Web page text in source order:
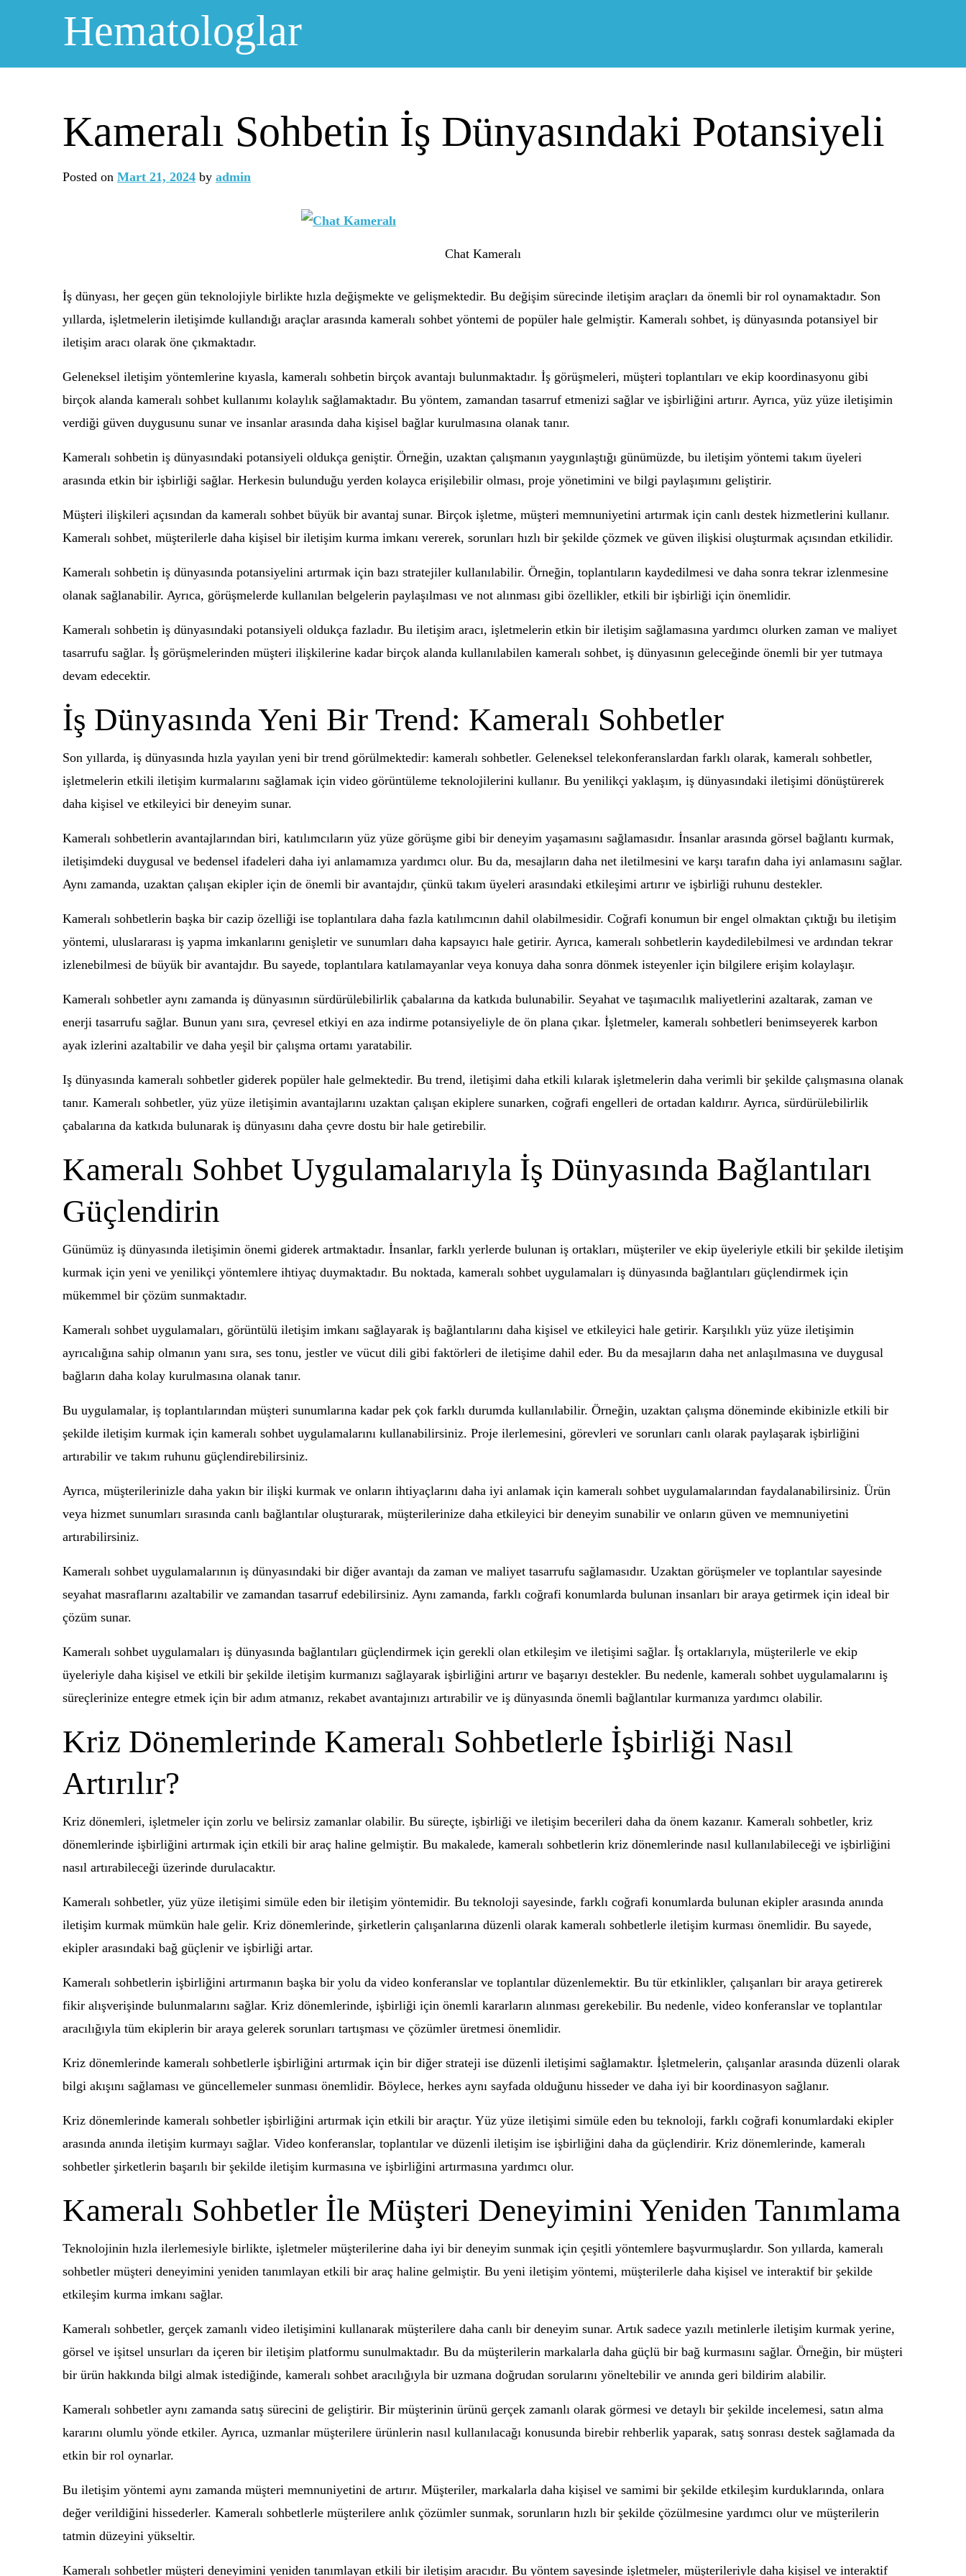
Hematologlar
Kameralı Sohbetin İş Dünyasındaki Potansiyeli
Posted on Mart 21, 2024 by admin
Chat Kameralı
İş dünyası, her geçen gün teknolojiyle birlikte hızla değişmekte ve gelişmektedir. Bu değişim sürecinde iletişim araçları da önemli bir rol oynamaktadır. Son
yıllarda, işletmelerin iletişimde kullandığı araçlar arasında kameralı sohbet yöntemi de popüler hale gelmiştir. Kameralı sohbet, iş dünyasında potansiyel bir
iletişim aracı olarak öne çıkmaktadır.
Geleneksel iletişim yöntemlerine kıyasla, kameralı sohbetin birçok avantajı bulunmaktadır. İş görüşmeleri, müşteri toplantıları ve ekip koordinasyonu gibi
birçok alanda kameralı sohbet kullanımı kolaylık sağlamaktadır. Bu yöntem, zamandan tasarruf etmenizi sağlar ve işbirliğini artırır. Ayrıca, yüz yüze iletişimin
verdiği güven duygusunu sunar ve insanlar arasında daha kişisel bağlar kurulmasına olanak tanır.
Kameralı sohbetin iş dünyasındaki potansiyeli oldukça geniştir. Örneğin, uzaktan çalışmanın yaygınlaştığı günümüzde, bu iletişim yöntemi takım üyeleri
arasında etkin bir işbirliği sağlar. Herkesin bulunduğu yerden kolayca erişilebilir olması, proje yönetimini ve bilgi paylaşımını geliştirir.
Müşteri ilişkileri açısından da kameralı sohbet büyük bir avantaj sunar. Birçok işletme, müşteri memnuniyetini artırmak için canlı destek hizmetlerini kullanır.
Kameralı sohbet, müşterilerle daha kişisel bir iletişim kurma imkanı vererek, sorunları hızlı bir şekilde çözmek ve güven ilişkisi oluşturmak açısından etkilidir.
Kameralı sohbetin iş dünyasında potansiyelini artırmak için bazı stratejiler kullanılabilir. Örneğin, toplantıların kaydedilmesi ve daha sonra tekrar izlenmesine
olanak sağlanabilir. Ayrıca, görüşmelerde kullanılan belgelerin paylaşılması ve not alınması gibi özellikler, etkili bir işbirliği için önemlidir.
Kameralı sohbetin iş dünyasındaki potansiyeli oldukça fazladır. Bu iletişim aracı, işletmelerin etkin bir iletişim sağlamasına yardımcı olurken zaman ve maliyet
tasarrufu sağlar. İş görüşmelerinden müşteri ilişkilerine kadar birçok alanda kullanılabilen kameralı sohbet, iş dünyasının geleceğinde önemli bir yer tutmaya
devam edecektir.
İş Dünyasında Yeni Bir Trend: Kameralı Sohbetler
Son yıllarda, iş dünyasında hızla yayılan yeni bir trend görülmektedir: kameralı sohbetler. Geleneksel telekonferanslardan farklı olarak, kameralı sohbetler,
işletmelerin etkili iletişim kurmalarını sağlamak için video görüntüleme teknolojilerini kullanır. Bu yenilikçi yaklaşım, iş dünyasındaki iletişimi dönüştürerek
daha kişisel ve etkileyici bir deneyim sunar.
Kameralı sohbetlerin avantajlarından biri, katılımcıların yüz yüze görüşme gibi bir deneyim yaşamasını sağlamasıdır. İnsanlar arasında görsel bağlantı kurmak,
iletişimdeki duygusal ve bedensel ifadeleri daha iyi anlamamıza yardımcı olur. Bu da, mesajların daha net iletilmesini ve karşı tarafın daha iyi anlamasını sağlar.
Aynı zamanda, uzaktan çalışan ekipler için de önemli bir avantajdır, çünkü takım üyeleri arasındaki etkileşimi artırır ve işbirliği ruhunu destekler.
Kameralı sohbetlerin başka bir cazip özelliği ise toplantılara daha fazla katılımcının dahil olabilmesidir. Coğrafi konumun bir engel olmaktan çıktığı bu iletişim
yöntemi, uluslararası iş yapma imkanlarını genişletir ve sunumları daha kapsayıcı hale getirir. Ayrıca, kameralı sohbetlerin kaydedilebilmesi ve ardından tekrar
izlenebilmesi de büyük bir avantajdır. Bu sayede, toplantılara katılamayanlar veya konuya daha sonra dönmek isteyenler için bilgilere erişim kolaylaşır.
Kameralı sohbetler aynı zamanda iş dünyasının sürdürülebilirlik çabalarına da katkıda bulunabilir. Seyahat ve taşımacılık maliyetlerini azaltarak, zaman ve
enerji tasarrufu sağlar. Bunun yanı sıra, çevresel etkiyi en aza indirme potansiyeliyle de ön plana çıkar. İşletmeler, kameralı sohbetleri benimseyerek karbon
ayak izlerini azaltabilir ve daha yeşil bir çalışma ortamı yaratabilir.
Iş dünyasında kameralı sohbetler giderek popüler hale gelmektedir. Bu trend, iletişimi daha etkili kılarak işletmelerin daha verimli bir şekilde çalışmasına olanak
tanır. Kameralı sohbetler, yüz yüze iletişimin avantajlarını uzaktan çalışan ekiplere sunarken, coğrafi engelleri de ortadan kaldırır. Ayrıca, sürdürülebilirlik
çabalarına da katkıda bulunarak iş dünyasını daha çevre dostu bir hale getirebilir.
Kameralı Sohbet Uygulamalarıyla İş Dünyasında Bağlantıları
Güçlendirin
Günümüz iş dünyasında iletişimin önemi giderek artmaktadır. İnsanlar, farklı yerlerde bulunan iş ortakları, müşteriler ve ekip üyeleriyle etkili bir şekilde iletişim
kurmak için yeni ve yenilikçi yöntemlere ihtiyaç duymaktadır. Bu noktada, kameralı sohbet uygulamaları iş dünyasında bağlantıları güçlendirmek için
mükemmel bir çözüm sunmaktadır.
Kameralı sohbet uygulamaları, görüntülü iletişim imkanı sağlayarak iş bağlantılarını daha kişisel ve etkileyici hale getirir. Karşılıklı yüz yüze iletişimin
ayrıcalığına sahip olmanın yanı sıra, ses tonu, jestler ve vücut dili gibi faktörleri de iletişime dahil eder. Bu da mesajların daha net anlaşılmasına ve duygusal
bağların daha kolay kurulmasına olanak tanır.
Bu uygulamalar, iş toplantılarından müşteri sunumlarına kadar pek çok farklı durumda kullanılabilir. Örneğin, uzaktan çalışma döneminde ekibinizle etkili bir
şekilde iletişim kurmak için kameralı sohbet uygulamalarını kullanabilirsiniz. Proje ilerlemesini, görevleri ve sorunları canlı olarak paylaşarak işbirliğini
artırabilir ve takım ruhunu güçlendirebilirsiniz.
Ayrıca, müşterilerinizle daha yakın bir ilişki kurmak ve onların ihtiyaçlarını daha iyi anlamak için kameralı sohbet uygulamalarından faydalanabilirsiniz. Ürün
veya hizmet sunumları sırasında canlı bağlantılar oluşturarak, müşterilerinize daha etkileyici bir deneyim sunabilir ve onların güven ve memnuniyetini
artırabilirsiniz.
Kameralı sohbet uygulamalarının iş dünyasındaki bir diğer avantajı da zaman ve maliyet tasarrufu sağlamasıdır. Uzaktan görüşmeler ve toplantılar sayesinde
seyahat masraflarını azaltabilir ve zamandan tasarruf edebilirsiniz. Aynı zamanda, farklı coğrafi konumlarda bulunan insanları bir araya getirmek için ideal bir
çözüm sunar.
Kameralı sohbet uygulamaları iş dünyasında bağlantıları güçlendirmek için gerekli olan etkileşim ve iletişimi sağlar. İş ortaklarıyla, müşterilerle ve ekip
üyeleriyle daha kişisel ve etkili bir şekilde iletişim kurmanızı sağlayarak işbirliğini artırır ve başarıyı destekler. Bu nedenle, kameralı sohbet uygulamalarını iş
süreçlerinize entegre etmek için bir adım atmanız, rekabet avantajınızı artırabilir ve iş dünyasında önemli bağlantılar kurmanıza yardımcı olabilir.
Kriz Dönemlerinde Kameralı Sohbetlerle İşbirliği Nasıl
Artırılır?
Kriz dönemleri, işletmeler için zorlu ve belirsiz zamanlar olabilir. Bu süreçte, işbirliği ve iletişim becerileri daha da önem kazanır. Kameralı sohbetler, kriz
dönemlerinde işbirliğini artırmak için etkili bir araç haline gelmiştir. Bu makalede, kameralı sohbetlerin kriz dönemlerinde nasıl kullanılabileceği ve işbirliğini
nasıl artırabileceği üzerinde durulacaktır.
Kameralı sohbetler, yüz yüze iletişimi simüle eden bir iletişim yöntemidir. Bu teknoloji sayesinde, farklı coğrafi konumlarda bulunan ekipler arasında anında
iletişim kurmak mümkün hale gelir. Kriz dönemlerinde, şirketlerin çalışanlarına düzenli olarak kameralı sohbetlerle iletişim kurması önemlidir. Bu sayede,
ekipler arasındaki bağ güçlenir ve işbirliği artar.
Kameralı sohbetlerin işbirliğini artırmanın başka bir yolu da video konferanslar ve toplantılar düzenlemektir. Bu tür etkinlikler, çalışanları bir araya getirerek
fikir alışverişinde bulunmalarını sağlar. Kriz dönemlerinde, işbirliği için önemli kararların alınması gerekebilir. Bu nedenle, video konferanslar ve toplantılar
aracılığıyla tüm ekiplerin bir araya gelerek sorunları tartışması ve çözümler üretmesi önemlidir.
Kriz dönemlerinde kameralı sohbetlerle işbirliğini artırmak için bir diğer strateji ise düzenli iletişimi sağlamaktır. İşletmelerin, çalışanlar arasında düzenli olarak
bilgi akışını sağlaması ve güncellemeler sunması önemlidir. Böylece, herkes aynı sayfada olduğunu hisseder ve daha iyi bir koordinasyon sağlanır.
Kriz dönemlerinde kameralı sohbetler işbirliğini artırmak için etkili bir araçtır. Yüz yüze iletişimi simüle eden bu teknoloji, farklı coğrafi konumlardaki ekipler
arasında anında iletişim kurmayı sağlar. Video konferanslar, toplantılar ve düzenli iletişim ise işbirliğini daha da güçlendirir. Kriz dönemlerinde, kameralı
sohbetler şirketlerin başarılı bir şekilde iletişim kurmasına ve işbirliğini artırmasına yardımcı olur.
Kameralı Sohbetler İle Müşteri Deneyimini Yeniden Tanımlama
Teknolojinin hızla ilerlemesiyle birlikte, işletmeler müşterilerine daha iyi bir deneyim sunmak için çeşitli yöntemlere başvurmuşlardır. Son yıllarda, kameralı
sohbetler müşteri deneyimini yeniden tanımlayan etkili bir araç haline gelmiştir. Bu yeni iletişim yöntemi, müşterilerle daha kişisel ve interaktif bir şekilde
etkileşim kurma imkanı sağlar.
Kameralı sohbetler, gerçek zamanlı video iletişimini kullanarak müşterilere daha canlı bir deneyim sunar. Artık sadece yazılı metinlerle iletişim kurmak yerine,
görsel ve işitsel unsurları da içeren bir iletişim platformu sunulmaktadır. Bu da müşterilerin markalarla daha güçlü bir bağ kurmasını sağlar. Örneğin, bir müşteri
bir ürün hakkında bilgi almak istediğinde, kameralı sohbet aracılığıyla bir uzmana doğrudan sorularını yöneltebilir ve anında geri bildirim alabilir.
Kameralı sohbetler aynı zamanda satış sürecini de geliştirir. Bir müşterinin ürünü gerçek zamanlı olarak görmesi ve detaylı bir şekilde incelemesi, satın alma
kararını olumlu yönde etkiler. Ayrıca, uzmanlar müşterilere ürünlerin nasıl kullanılacağı konusunda birebir rehberlik yaparak, satış sonrası destek sağlamada da
etkin bir rol oynarlar.
Bu iletişim yöntemi aynı zamanda müşteri memnuniyetini de artırır. Müşteriler, markalarla daha kişisel ve samimi bir şekilde etkileşim kurduklarında, onlara
değer verildiğini hissederler. Kameralı sohbetlerle müşterilere anlık çözümler sunmak, sorunların hızlı bir şekilde çözülmesine yardımcı olur ve müşterilerin
tatmin düzeyini yükseltir.
Kameralı sohbetler müşteri deneyimini yeniden tanımlayan etkili bir iletişim aracıdır. Bu yöntem sayesinde işletmeler, müşterileriyle daha kişisel ve interaktif